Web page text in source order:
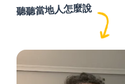
聽聽當地人怎麼說